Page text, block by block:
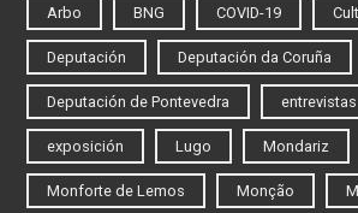
Arbo BNG COVID-19
Deputación Deputación da Coruña
Deputación de Pontevedra entrevistas
exposición Lugo Mondariz
Monforte de Lemos Monção